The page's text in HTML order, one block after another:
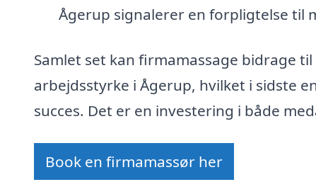
Ågerup signalerer en forpligtelse til
Samlet set kan firmamassage bidrage
arbejdsstyrke i Ågerup, hvilket i sidste
succes. Det er en investering i både
Book en firmamassør her